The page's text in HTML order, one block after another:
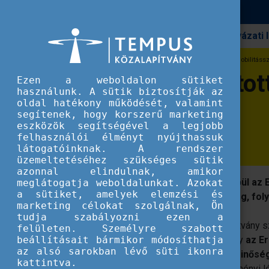
Workshopot tartottak az Erasmus+
Workshopot
folyamatairól
Az iskolák életébe egyre inkább beépül az
megfelelő minőségben valósuljon meg,
2022. október 12-én a Tempus
szakértői segítséggel áttekintették, hogy az
megfelelő szabályozásához milyen
Ezen a weboldalon sütiket
használunk. A sütik biztosítják az
oldal hatékony működését, valamint
segítenek, hogy korszerű marketing
eszközök segítségével a legjobb
felhasználói élményt nyújthassuk
látogatóinknak. A rendszer
üzemeltetéséhez szükséges sütik
azonnal elindulnak, amikor
meglátogatja weboldalunkat. Azokat
a sütiket, amelyek elemzési és
marketing célokat szolgálnak, Ön
tudja szabályozni ezen a
felületen. Személyre szabott
beállításait bármikor módosíthatja
az alsó sarokban lévő süti ikonra
kattintva.